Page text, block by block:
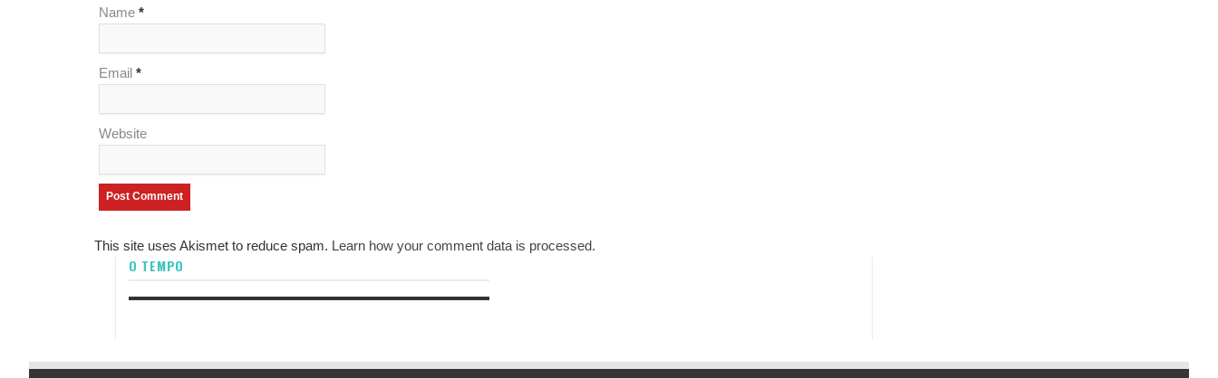
Name *
Email *
Website
This site uses Akismet to reduce spam. Learn how your comment data is processed.
O TEMPO